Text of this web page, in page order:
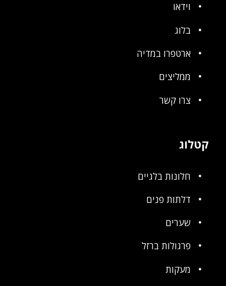
וידאו
בלוג
ארטפרו במדיה
ממליצים
צרו קשר
קטלוג
חלונות בלגיים
דלתות פנים
שערים
פרגולות ברזל
מעקות